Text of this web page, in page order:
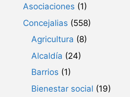
Asociaciones (1)
Concejalias (558)
Agricultura (8)
Alcaldía (24)
Barrios (1)
Bienestar social (19)